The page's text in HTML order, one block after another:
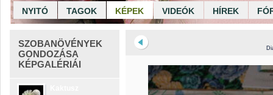
NYITÓ TAGOK KÉPEK VIDEÓK HÍREK
SZOBANÖVÉNYEK
GONDOZÁSA
KÉPGALÉRIÁI